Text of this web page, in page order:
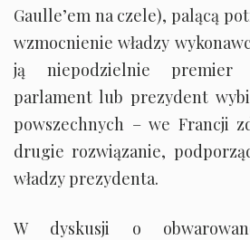
Gaulle’em na czele), palącą
wzmocnienie władzy
ją niepodzielnie premier
parlament lub prezydent
powszechnych – we Francji
drugie rozwiązanie,
władzy prezydenta.
W dyskusji o